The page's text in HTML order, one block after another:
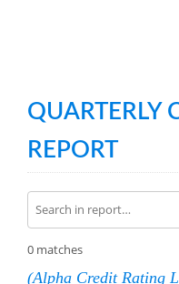
QUARTERLY
REPORT
0 matches
(Alpha Credit Rating